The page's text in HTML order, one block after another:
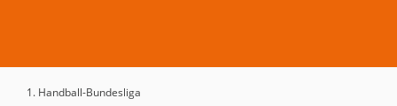
1. Handball-Bundesliga